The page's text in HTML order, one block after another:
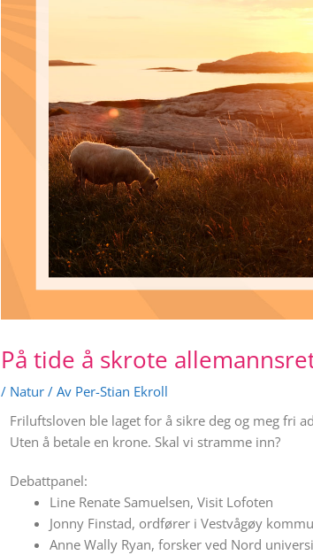
På tide å skrote
/ Natur / Av Per-Stian Ekroll
Friluftsloven ble laget for å sikre deg og meg fri
Uten å betale en krone. Skal vi stramme inn?
Debattpanel:
Line Renate Samuelsen, Visit Lofoten
Jonny Finstad, ordfører i Vestvågøy
Anne Wally Ryan, forsker ved Nord